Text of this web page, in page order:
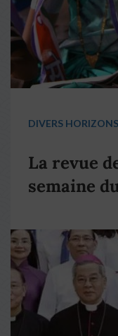
DIVERS HORIZONS
La revue
semaine